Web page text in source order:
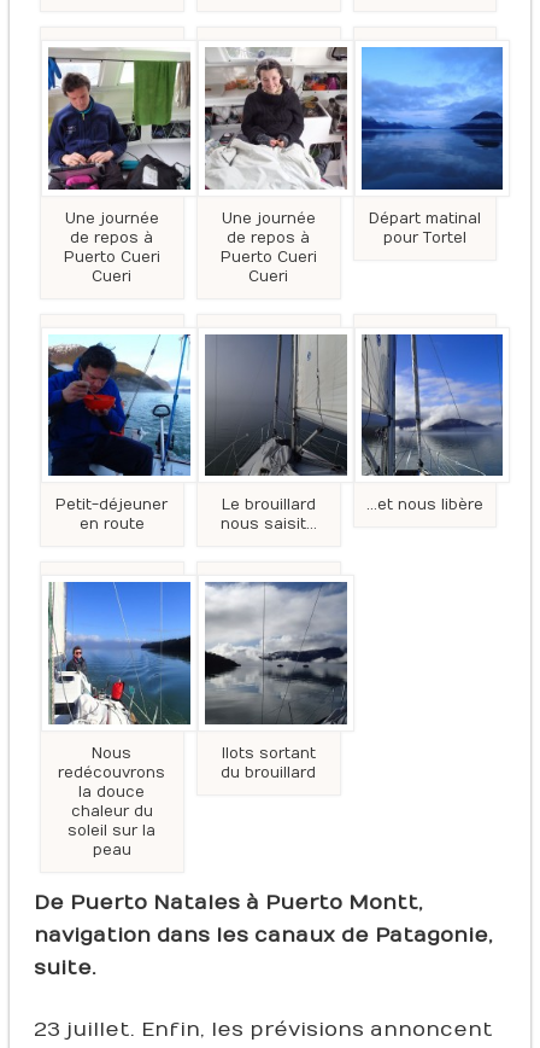
Une journée
de repos à
Puerto Cueri
Cueri
Une journée
de repos à
Puerto Cueri
Cueri
Départ matinal
pour Tortel
Petit-déjeuner
en route
Le brouillard
nous saisit…
…et nous libère
Nous
redécouvrons
la douce
chaleur du
soleil sur la
peau
Ilots sortant
du brouillard
De Puerto Natales à Puerto Montt,
navigation dans les canaux de Patagonie,
suite.
23 juillet. Enfin, les prévisions annoncent